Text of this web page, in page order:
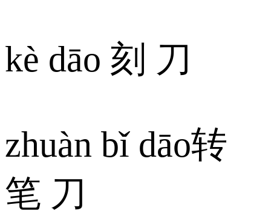
kè dāo 刻 刀
zhuàn bǐ dāo转
笔 刀